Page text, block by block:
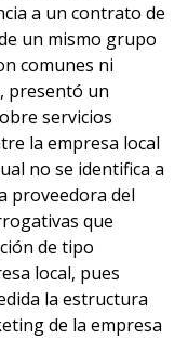
a un contrato de
un mismo grupo
comunes ni
presentó un
servicios
la empresa local
no se identifica a
proveedora del
que
de tipo
local, pues
la estructura
de la empresa